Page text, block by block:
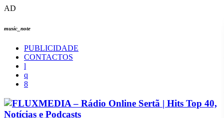
AD
music_note
PUBLICIDADE
CONTACTOS